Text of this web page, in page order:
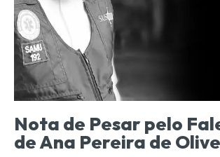
Nota de Pesar pelo
de Ana Pereira de